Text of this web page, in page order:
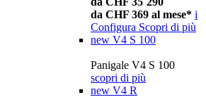
da CHF 369 al mese* i
Configura Scopri di più
new V4 S 100
Panigale V4 S 100
scopri di più
new V4 R